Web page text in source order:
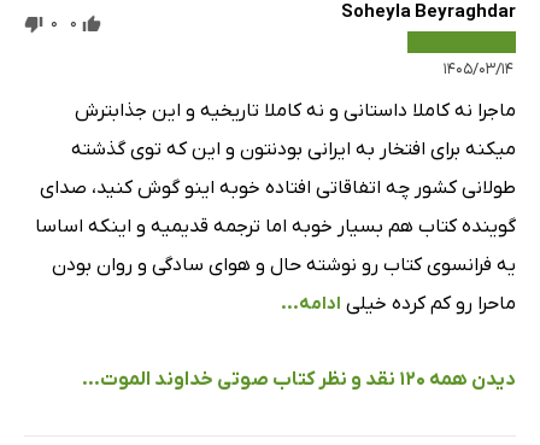
Soheyla Beyraghdar
۱۴۰۵/۰۳/۱۴
0
0
ماجرا نه کاملا داستانی و نه کاملا تاریخیه و این جذابترش
میکنه برای افتخار به ایرانی بودنتون و این که توی گذشته
طولانی کشور چه اتفاقاتی افتاده خوبه اینو گوش کنید، صدای
گوینده کتاب هم بسیار خوبه اما ترجمه قدیمیه و اینکه اساسا
یه فرانسوی کتاب رو نوشته حال و هوای سادگی و روان بودن
ماحرا رو کم کرده خیلی ادامه...
دیدن همه 120 نقد و نظر کتاب صوتی خداوند الموت...